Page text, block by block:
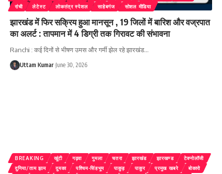
रांची
लेटेस्ट लोकतंत्र स्पेशल साहेबगंज सोशल मीडिया
झारखंड में फिर सक्रिय हुआ मानसून , 19 जिलों में बारिश और वज्रपात
का अलर्ट : तापमान में 4 डिग्री तक गिरावट की संभावना
Ranchi : कई दिनों से भीषण उमस और गर्मी झेल रहे झारखंड…
Uttam Kumar June 30, 2026
BREAKING खूंटी गढ़वा गुमला चतरा झारखंड झारखण्ड
टेक्नोलॉजी
दुनिया/ताम झाम
दुमका पश्चिम-सिंहभूम पाकुड़ पाकुर प्रमुख खबरे
बोकारो